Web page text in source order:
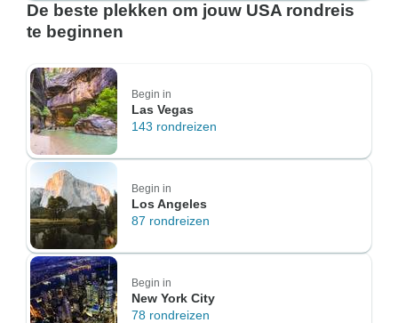
De beste plekken om jouw USA rondreis
te beginnen
Begin in
Las Vegas
143 rondreizen
Begin in
Los Angeles
87 rondreizen
Begin in
New York City
78 rondreizen